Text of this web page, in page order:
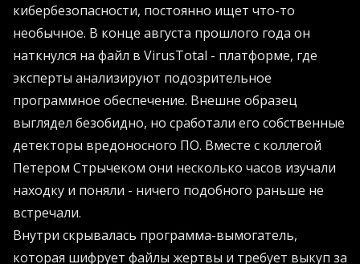
кибербезопасности, постоянно ищет что-то
необычное. В конце августа прошлого года он
наткнулся на файл в VirusTotal - платформе, где
эксперты анализируют подозрительное
программное обеспечение. Внешне образец
выглядел безобидно, но сработали его собственные
детекторы вредоносного ПО. Вместе с коллегой
Петером Стрычеком они несколько часов изучали
находку и поняли - ничего подобного раньше не
встречали.
Внутри скрывалась программа-вымогатель,
которая шифрует файлы жертвы и требует выкуп за